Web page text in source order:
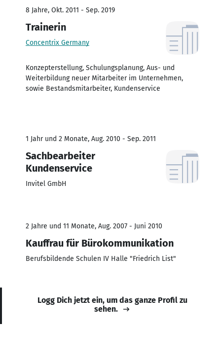
8 Jahre, Okt. 2011 - Sep. 2019
Trainerin
Concentrix Germany
Konzepterstellung, Schulungsplanung, Aus- und
Weiterbildung neuer Mitarbeiter im Unternehmen,
sowie Bestandsmitarbeiter, Kundenservice
1 Jahr und 2 Monate, Aug. 2010 - Sep. 2011
Sachbearbeiter
Kundenservice
Invitel GmbH
2 Jahre und 11 Monate, Aug. 2007 - Juni 2010
Kauffrau für Bürokommunikation
Berufsbildende Schulen IV Halle "Friedrich List"
Logg Dich jetzt ein, um das ganze Profil zu
sehen.